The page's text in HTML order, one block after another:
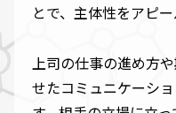
とで、主体性をアピー
上司の仕事の進め方
せたコミュニケーシ